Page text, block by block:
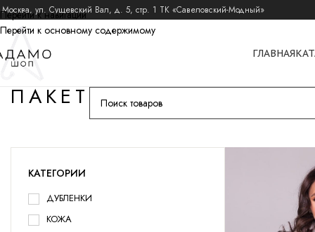
Перейти к навигации
Перейти к основному содержимому
ул. Сущевский Вал, д. 5, стр. 1 ТК «Савеловский-Модный»
ГЛАВНАЯ
ПАКЕТ
КАТЕГОРИИ
ДУБЛЕНКИ
КОЖА